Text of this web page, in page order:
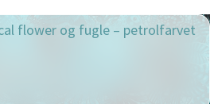
flower og fugle – petrolfarvet